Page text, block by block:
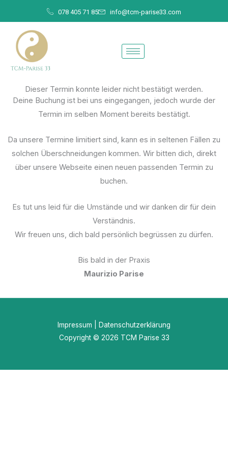
to
content
078 405 71 85 info@tcm-parise33.com
Dieser Termin konnte leider nicht bestätigt werden.
Deine Buchung ist bei uns eingegangen, jedoch wurde der
Termin im selben Moment bereits bestätigt.
Da unsere Termine limitiert sind, kann es in seltenen Fällen zu
solchen Überschneidungen kommen. Wir bitten dich, direkt
über unsere Webseite einen neuen passenden Termin zu
buchen.
Es tut uns leid für die Umstände und wir danken dir für dein
Verständnis.
Wir freuen uns, dich bald persönlich begrüssen zu dürfen.
Bis bald in der Praxis
Maurizio Parise
Impressum
Datenschutzerklärung
Copyright © 2026 TCM Parise 33